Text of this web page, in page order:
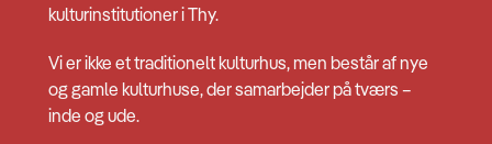
kulturinstitutioner i Thy.
Vi er ikke et traditionelt kulturhus, men består af nye
og gamle kulturhuse, der samarbejder på tværs –
inde og ude.